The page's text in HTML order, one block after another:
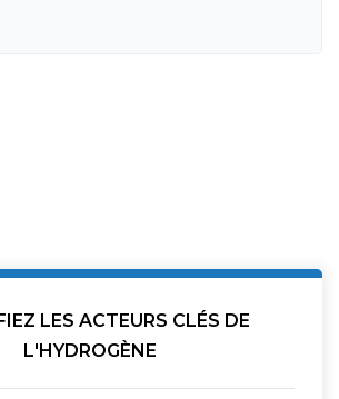
LES ACTEURS CLÉS DE
L'HYDROGÈNE